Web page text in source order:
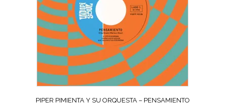
PIPER PIMIENTA Y SU ORQUESTA – PENSAMIENTO